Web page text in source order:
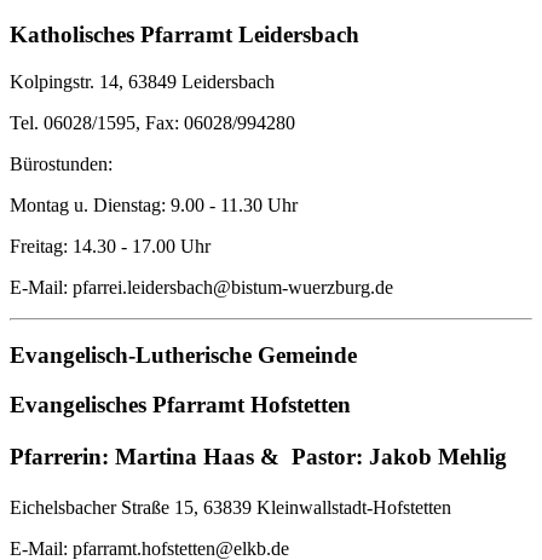
Katholisches Pfarramt Leidersbach
Kolpingstr. 14, 63849 Leidersbach
Tel. 06028/1595, Fax: 06028/994280
Bürostunden:
Montag u. Dienstag: 9.00 - 11.30 Uhr
Freitag: 14.30 - 17.00 Uhr
E-Mail: pfarrei.leidersbach@bistum-wuerzburg.de
Evangelisch-Lutherische Gemeinde
Evangelisches Pfarramt Hofstetten
Pfarrerin: Martina Haas & Pastor: Jakob Mehlig
Eichelsbacher Straße 15, 63839 Kleinwallstadt-Hofstetten
E-Mail: pfarramt.hofstetten@elkb.de